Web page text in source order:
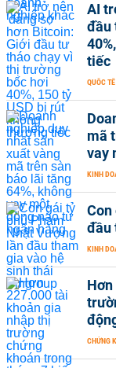
AI
đầu
tiếc
QUỐC TẾ
mã
vay
KINH
Con
đầu
KINH
CHỨNG